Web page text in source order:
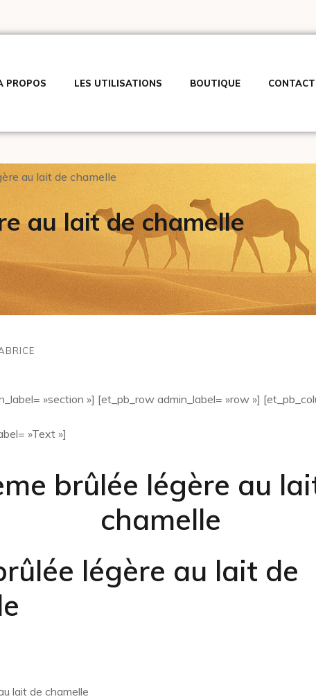
PROPOS LES UTILISATIONS BOUTIQUE CONTACT
au lait de chamelle
au lait de chamelle
»section »] [et_pb_row admin_label= »row »]
»Text »]
brûlée légère au
chamelle
légère au lait de
lait de chamelle